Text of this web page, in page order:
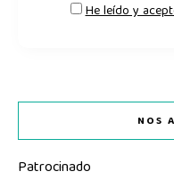
He leído y
NOS
Patrocinado